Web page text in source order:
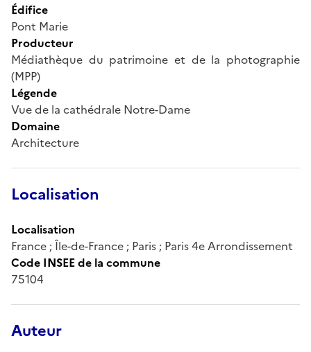
Édifice
Pont Marie
Producteur
Médiathèque du patrimoine et de la photographie
(MPP)
Légende
Vue de la cathédrale Notre-Dame
Domaine
Architecture
Localisation
Localisation
France ; Île-de-France ; Paris ; Paris 4e Arrondissement
Code INSEE de la commune
75104
Auteur